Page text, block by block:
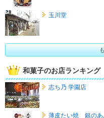
玉川堂
和菓子のお店ランキング
志ち乃 学園店
薄皮たい焼 銀のあ